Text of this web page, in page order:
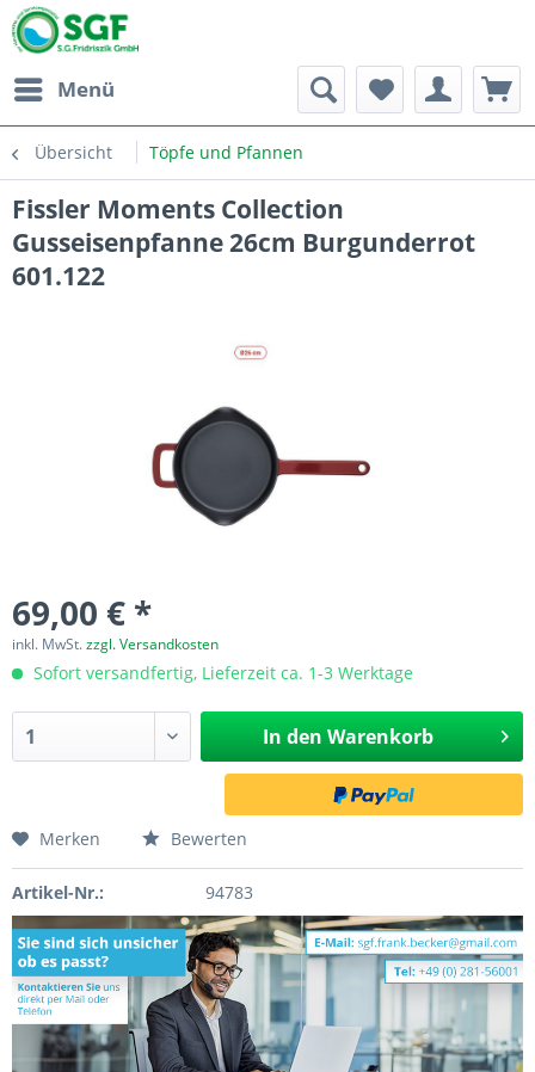
Menü
Übersicht Töpfe und Pfannen
Fissler Moments Collection
Gusseisenpfanne 26cm Burgunderrot
601.122
69,00 € *
inkl. MwSt.zzgl. Versandkosten
Sofort versandfertig, Lieferzeit ca. 1-3 Werktage
In den Warenkorb
Merken Bewerten
Artikel-Nr.: 94783